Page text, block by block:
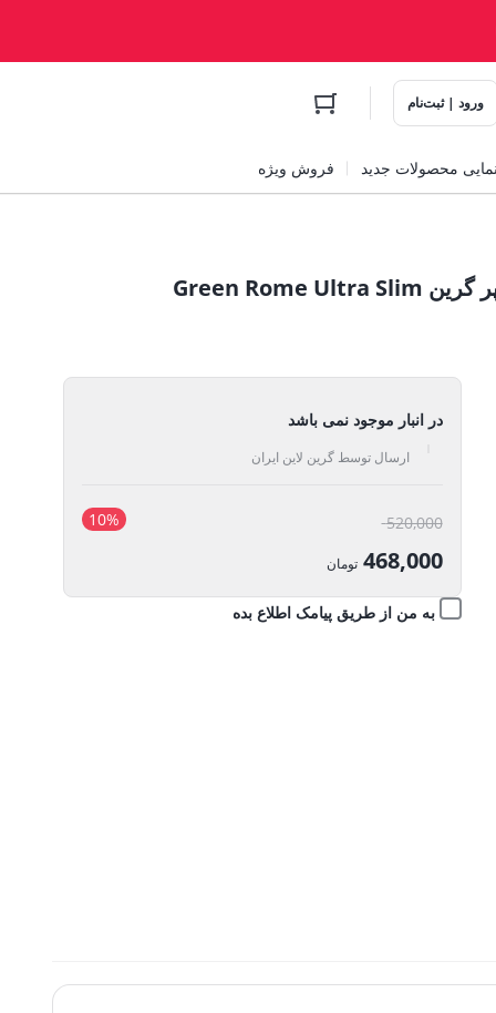
ورود | ثبت‌نام
محصولات جدید فروش ویژه
پاوربانک فوق باریک رم 10000 میلی آمپر گرین Green Rome Ultra Slim
در انبار موجود نمی باشد
ارسال توسط گرین لاین ایران
10% 520,000قیمت
اصلی:
بود.
468,000 تومان
قیمت
فعلی:
به من از طریق پیامک اطلاع بده